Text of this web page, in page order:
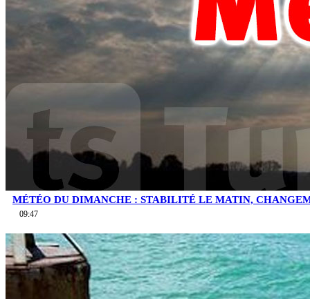
MÉTÉO DU DIMANCHE : STABILITÉ LE MATIN,
09:47